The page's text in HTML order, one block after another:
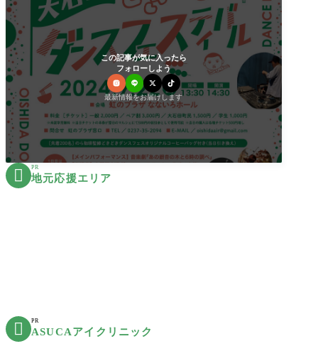
この記事が気に入ったら
フォローしよう
最新情報をお届けします
 PR
地元応援エリア
 PR
ASUCAアイクリニック